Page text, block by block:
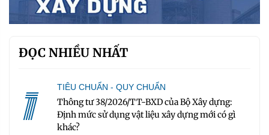
ĐỌC NHIỀU NHẤT
1 TIÊU CHUẨN - QUY CHUẨN
Thông tư 38/2026/TT-BXD của Bộ Xây dựng:
Định mức sử dụng vật liệu xây dựng mới có gì
khác?